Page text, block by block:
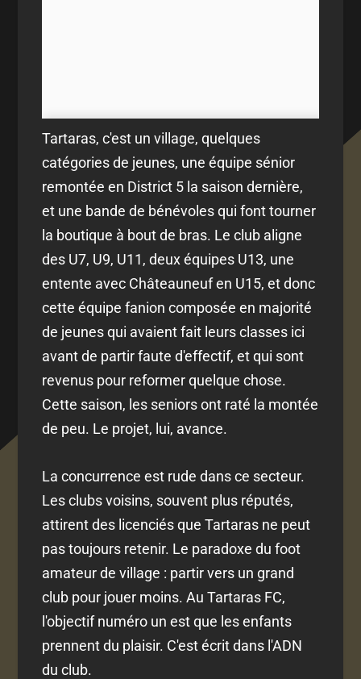
Tartaras, c'est un village, quelques
catégories de jeunes, une équipe sénior
remontée en District 5 la saison dernière,
et une bande de bénévoles qui font tourner
la boutique à bout de bras. Le club aligne
des U7, U9, U11, deux équipes U13, une
entente avec Châteauneuf en U15, et donc
cette équipe fanion composée en majorité
de jeunes qui avaient fait leurs classes ici
avant de partir faute d'effectif, et qui sont
revenus pour reformer quelque chose.
Cette saison, les seniors ont raté la montée
de peu. Le projet, lui, avance.
La concurrence est rude dans ce secteur.
Les clubs voisins, souvent plus réputés,
attirent des licenciés que Tartaras ne peut
pas toujours retenir. Le paradoxe du foot
amateur de village : partir vers un grand
club pour jouer moins. Au Tartaras FC,
l'objectif numéro un est que les enfants
prennent du plaisir. C'est écrit dans l'ADN
du club.